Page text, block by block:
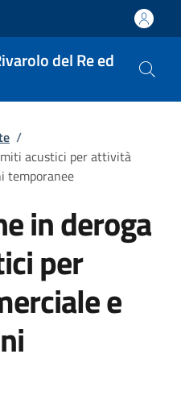
del Re ed
/
acustici per attività
temporanee
in deroga
per
e